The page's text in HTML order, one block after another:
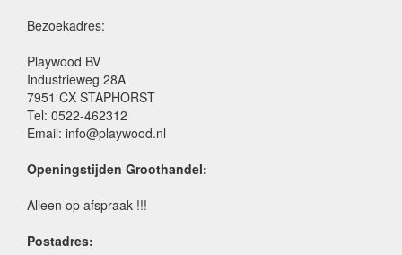
Bezoekadres:
Playwood BV
Industrieweg 28A
7951 CX STAPHORST
Tel: 0522-462312
Email: info@playwood.nl
Openingstijden Groothandel:
Alleen op afspraak !!!
Postadres: